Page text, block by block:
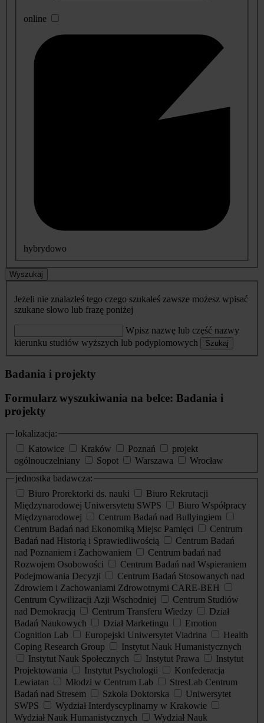
online
hybrydowo
Wyszukaj
Jeżeli nie znalazłeś tego czego szukałeś zawsze możesz wpisać
szukane słowo lub frazę poniżej
Wpisz nazwę lub część nazwy
kierunku studiów wyższych lub podyplomowych
Szukaj
Badania i projekty
Formularz wyszukiwania na belce: Badania i
projekty
lokalizacja:
Katowice
Kraków Poznań
projekt
ogólnouczelniany
Sopot Warszawa
Wrocław
jednostka badawcza:
Biuro Prorektorki ds. nauki
Biuro Rekrutacji
Międzynarodowej Uniwersytetu SWPS
Biuro Współpracy
Międzynarodowej
Centrum Badań nad Bullyingiem
Centrum Badań nad Ekonomiką Miejsc Pamięci
Centrum
Badań nad Historią i Sprawiedliwością
Centrum Badań
nad Poznaniem i Zachowaniem
Centrum badań nad
Rozwojem Osobowości
Centrum Badań nad Wspieraniem
Podejmowania Decyzji
Centrum Badań Stosowanych nad
Zdrowiem i Zachowaniami Zdrowotnymi CARE-BEH
Centrum Cywilizacji Azji Wschodniej
Centrum Studiów
nad Demokracją
Centrum Transferu Wiedzy
Dział
Badań Naukowych
Dział Marketingu
Emotion
Cognition Lab
Europejski Uniwersytet Viadrina
Health
Coping Research Group
Instytut Nauk Humanistycznych
Instytut Nauk Społecznych
Instytut Prawa
Instytut
Projektowania
Instytut Psychologii
Konfederacja
Lewiatan
Młodzi w Centrum Lab
StresLab Centrum
Badań nad Stresem
Szkoła Doktorska
Uniwersytet
SWPS
Wydział Interdyscyplinarny w Krakowie
Wydział Nauk Humanistycznych
Wydział Nauk